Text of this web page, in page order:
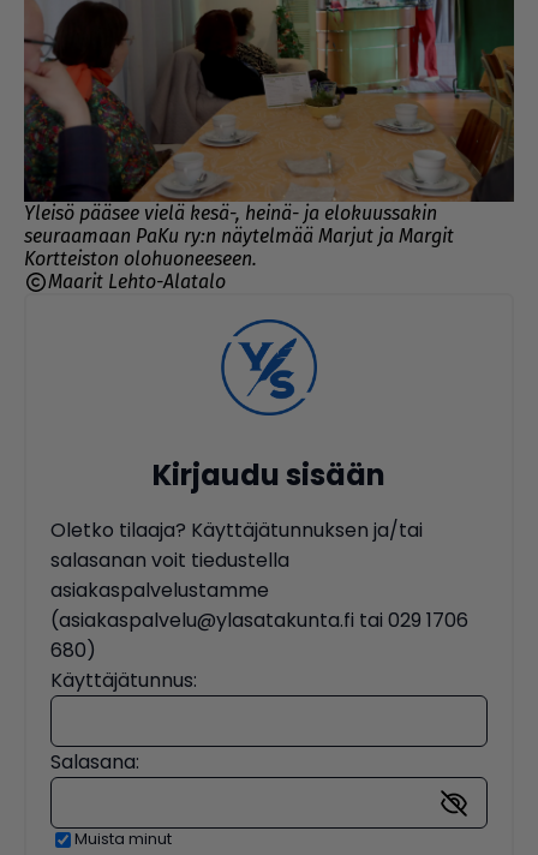
Yleisö pääsee vielä kesä-, heinä- ja elokuussakin
seuraamaan PaKu ry:n näytelmää Marjut ja Margit
Kortteiston olohuoneeseen.
Maarit Lehto-Alatalo
Kirjaudu sisään
Oletko tilaaja? Käyttäjätunnuksen ja/tai
salasanan voit tiedustella
asiakaspalvelustamme
(asiakaspalvelu@ylasatakunta.fi tai 029 1706
680)
Käyttäjätunnus:
Salasana:
Muista minut